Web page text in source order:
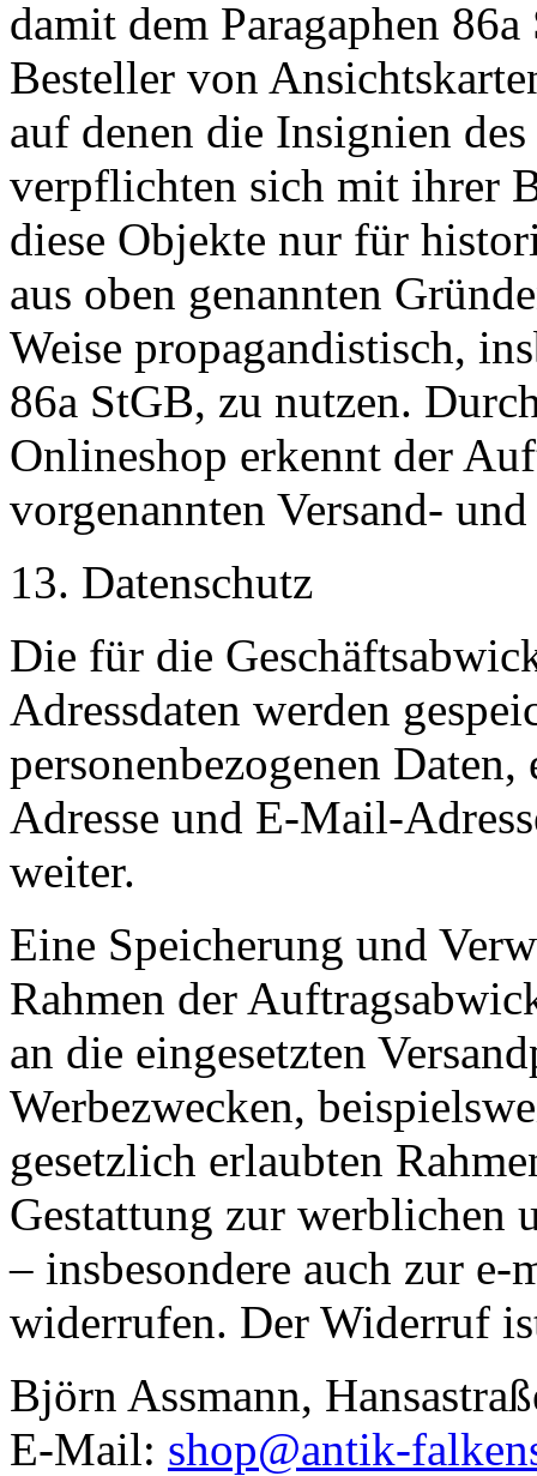
damit dem Paragaphen
Besteller von
auf denen die Insignien
verpflichten sich mit ihrer
diese Objekte nur für
aus oben genannten
Weise propagandistisch,
86a StGB, zu nutzen.
Onlineshop erkennt der
vorgenannten Versand-
13. Datenschutz
Die für die
Adressdaten werden
personenbezogenen
Adresse und E-Mail-
weiter.
Eine Speicherung und
Rahmen der
an die eingesetzten
Werbezwecken,
gesetzlich erlaubten
Gestattung zur werblichen
– insbesondere auch zur
widerrufen. Der Widerruf
Björn Assmann,
E-Mail: shop@antik-